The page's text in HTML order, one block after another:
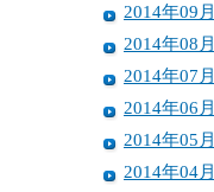
2014年09月
2014年08月
2014年07月
2014年06月
2014年05月
2014年04月